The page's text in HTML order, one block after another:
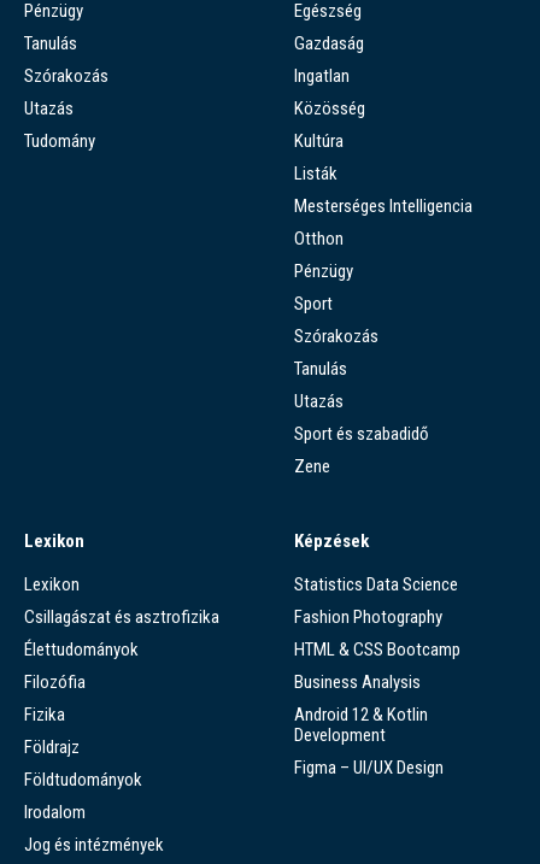
Pénzügy
Tanulás
Szórakozás
Utazás
Tudomány
Egészség
Gazdaság
Ingatlan
Közösség
Kultúra
Listák
Mesterséges Intelligencia
Otthon
Pénzügy
Sport
Szórakozás
Tanulás
Utazás
Sport és szabadidő
Zene
Lexikon
Lexikon
Csillagászat és asztrofizika
Élettudományok
Filozófia
Fizika
Földrajz
Földtudományok
Irodalom
Jog és intézmények
Képzések
Statistics Data Science
Fashion Photography
HTML & CSS Bootcamp
Business Analysis
Android 12 & Kotlin
Development
Figma – UI/UX Design